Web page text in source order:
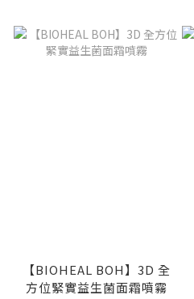
【BIOHEAL BOH】3D 全
方位緊實益生菌面霜噴霧